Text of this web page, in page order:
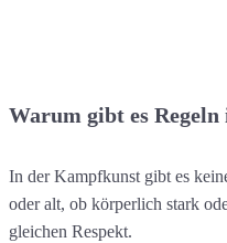
Warum gibt es
In der Kampfkunst gibt es
oder alt, ob körperlich stark
gleichen Respekt.